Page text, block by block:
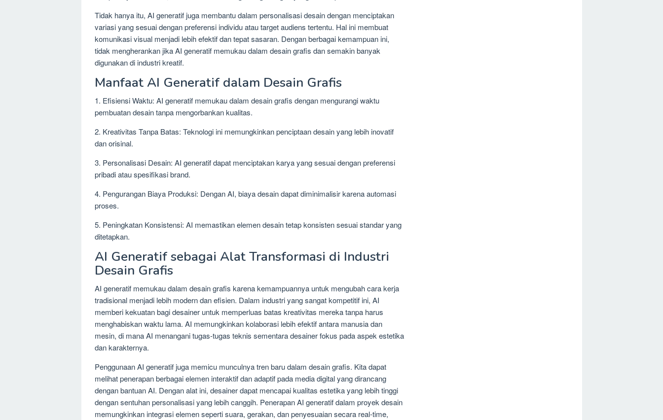
Tidak hanya itu, AI generatif juga membantu dalam personalisasi desain dengan menciptakan
variasi yang sesuai dengan preferensi individu atau target audiens tertentu. Hal ini membuat
komunikasi visual menjadi lebih efektif dan tepat sasaran. Dengan berbagai kemampuan ini,
tidak mengherankan jika AI generatif memukau dalam desain grafis dan semakin banyak
digunakan di industri kreatif.
Manfaat AI Generatif dalam Desain Grafis
1. Efisiensi Waktu: AI generatif memukau dalam desain grafis dengan mengurangi waktu
pembuatan desain tanpa mengorbankan kualitas.
2. Kreativitas Tanpa Batas: Teknologi ini memungkinkan penciptaan desain yang lebih inovatif
dan orisinal.
3. Personalisasi Desain: AI generatif dapat menciptakan karya yang sesuai dengan preferensi
pribadi atau spesifikasi brand.
4. Pengurangan Biaya Produksi: Dengan AI, biaya desain dapat diminimalisir karena automasi
proses.
5. Peningkatan Konsistensi: AI memastikan elemen desain tetap konsisten sesuai standar yang
ditetapkan.
AI Generatif sebagai Alat Transformasi di Industri
Desain Grafis
AI generatif memukau dalam desain grafis karena kemampuannya untuk mengubah cara kerja
tradisional menjadi lebih modern dan efisien. Dalam industri yang sangat kompetitif ini, AI
memberi kekuatan bagi desainer untuk memperluas batas kreativitas mereka tanpa harus
menghabiskan waktu lama. AI memungkinkan kolaborasi lebih efektif antara manusia dan
mesin, di mana AI menangani tugas-tugas teknis sementara desainer fokus pada aspek estetika
dan karakternya.
Penggunaan AI generatif juga memicu munculnya tren baru dalam desain grafis. Kita dapat
melihat penerapan berbagai elemen interaktif dan adaptif pada media digital yang dirancang
dengan bantuan AI. Dengan alat ini, desainer dapat mencapai kualitas estetika yang lebih tinggi
dengan sentuhan personalisasi yang lebih canggih. Penerapan AI generatif dalam proyek desain
memungkinkan integrasi elemen seperti suara, gerakan, dan penyesuaian secara real-time,